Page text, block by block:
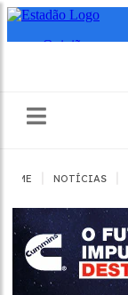
HOME NOTÍCIAS